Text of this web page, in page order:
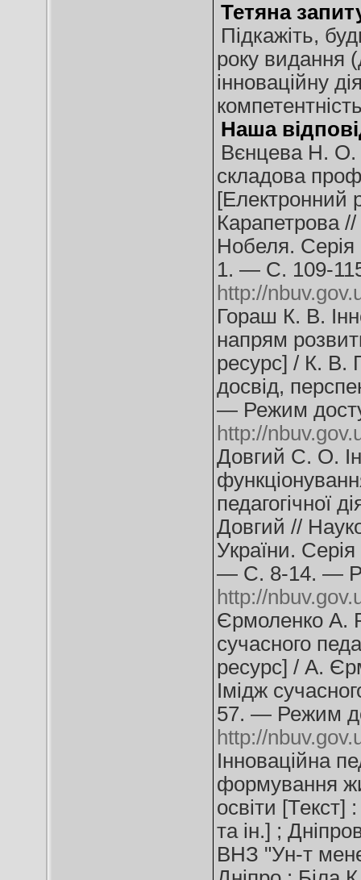
Тетяна
Підкажіть,
року видання
інноваційну
Наша
Вєнцева Н. О.
складова
Карапетрова //
Нобеля. Серія
1. — С. 109-
http://
Гораш К. В.
напрям
ресурс] / К. В.
досвід,
— Режим
http://
Довгий С. О.
педагогічної
Довгий //
України.
— С. 8-14. —
http://
Єрмоленко А.
сучасного
ресурс] / А.
Імідж
57. — Режим
http://
Інноваційна
формування
освіти
та ін.] ;
ВНЗ "Ун-т